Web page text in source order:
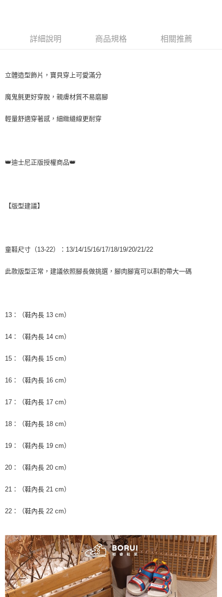
ATM／網路銀行／等多元方式進行付款，方視為交易完成。
※ 交易是否成功請以「AFTEE先享後付 」之結帳頁面顯示為準，若有關於
客戶支援中心」https://netprotections.freshdesk.com/support/home
１．透過由恩沛科技股份有限公司提供之「AFTEE先享後付」服務完成之交
３．未成年的使用者請事先徵得法定代理人或監護人之同意方可使用
時審查核予不同之上限額度；若仍有額度不足之情形，本公司將視審查結果
請求用戶進行身份認證。
7-11 取貨付款
付款後 7-11取貨
每筆NT$90，滿NT$999(含以上)免運費
詳細說明 商品規格 相關推薦
立體造型飾片，寶貝穿上可愛滿分
魔鬼氈更好穿脫，親膚材質不易磨腳
輕量舒適穿著感，細緻縫線更耐穿
👑迪士尼正版授權商品👑
【版型建議】
童鞋尺寸（13-22）：13/14/15/16/17/18/19/20/21/22
此款版型正常，建議依照腳長做挑選，腳肉腳寬可以斟酌帶大一碼
13：（鞋內長 13 cm）
14：（鞋內長 14 cm）
15：（鞋內長 15 cm）
16：（鞋內長 16 cm）
17：（鞋內長 17 cm）
18：（鞋內長 18 cm）
19：（鞋內長 19 cm）
20：（鞋內長 20 cm）
21：（鞋內長 21 cm）
22：（鞋內長 22 cm）